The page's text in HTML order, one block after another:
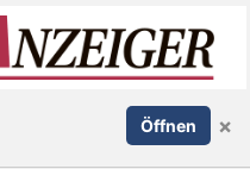
Anmelden
Öffnen ×